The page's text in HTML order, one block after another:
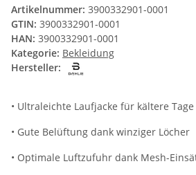
Artikelnummer: 3900332901-0001
GTIN: 3900332901-0001
HAN: 3900332901-0001
Kategorie: Bekleidung
Hersteller:
• Ultraleichte Laufjacke für kältere Tage
• Gute Belüftung dank winziger Löcher
• Optimale Luftzufuhr dank Mesh-